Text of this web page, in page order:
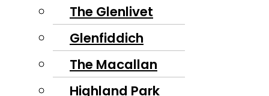
The Glenlivet
Glenfiddich
The Macallan
Highland Park